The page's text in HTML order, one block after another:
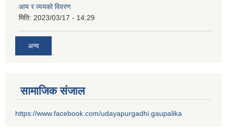
आय र व्ययको विवरण
मिति: 2023/03/17 - 14:29
अन्य
सामाजिक संजाल
https://www.facebook.com/udayapurgadhi.gaupalika